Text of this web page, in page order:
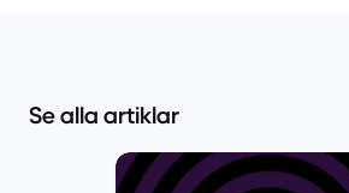
Se alla artiklar